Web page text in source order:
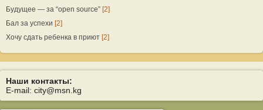
Будущее — за “open source” [2]
Бал за успехи [2]
Хочу сдать ребенка в приют [2]
Наши контакты:
E-mail: city@msn.kg